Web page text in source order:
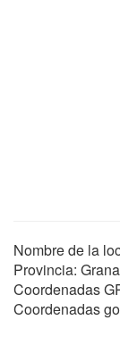
Nombre de la
Provincia:
Coordenadas
Coordenadas